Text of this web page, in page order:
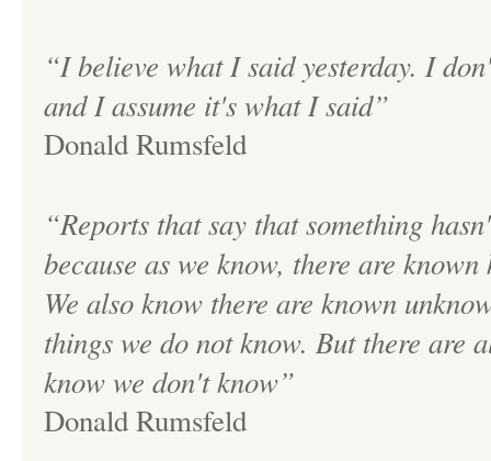
“I believe what I said yesterday. I
and I assume it's what I said”
Donald Rumsfeld
“Reports that say that something
because as we know, there are
We also know there are known
things we do not know. But there are
know we don't know”
Donald Rumsfeld